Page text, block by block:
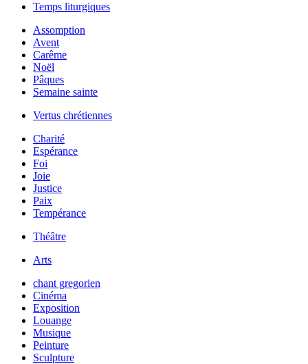
Temps liturgiques
Assomption
Avent
Carême
Noël
Pâques
Semaine sainte
Vertus chrétiennes
Charité
Espérance
Foi
Joie
Justice
Paix
Tempérance
Théâtre
Arts
chant gregorien
Cinéma
Exposition
Louange
Musique
Peinture
Sculpture